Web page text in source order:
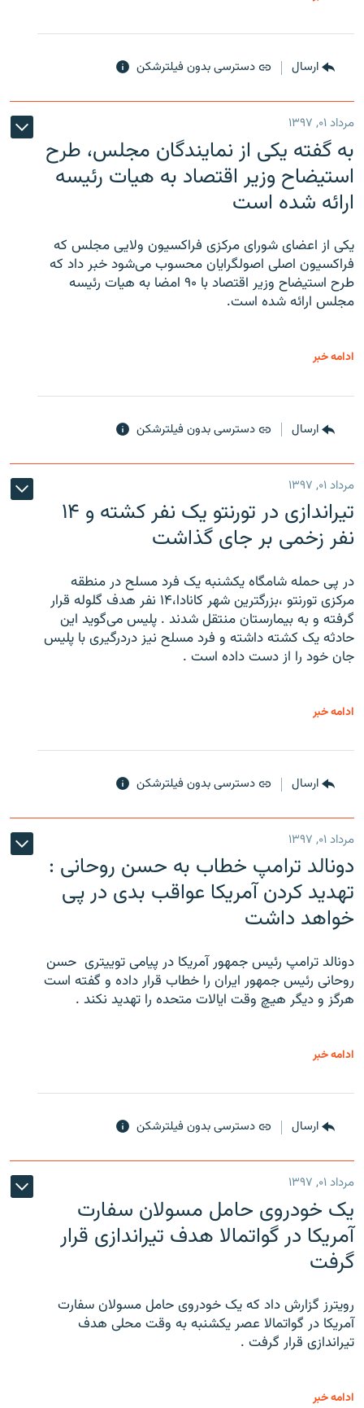
ارسال دسترسی بدون فیلترشکن
مرداد ۰۱, ۱۳۹۷
به گفته یکی از نمایندگان مجلس، طرح
استیضاح وزیر اقتصاد به هیات رئیسه
ارائه شده است
یکی از اعضای شورای مرکزی فراکسیون ولایی مجلس که
فراکسیون اصلی اصولگرایان محسوب می‌شود خبر داد که
طرح استیضاح وزیر اقتصاد با ۹۰ امضا به هیات رئیسه
مجلس ارائه شده است.
ادامه خبر
ارسال دسترسی بدون فیلترشکن
مرداد ۰۱, ۱۳۹۷
تیراندازی در تورنتو یک نفر کشته و ۱۴
نفر زخمی بر جای گذاشت
در پی حمله شامگاه یکشنبه یک فرد مسلح در منطقه
مرکزی تورنتو ،‌بزرگترین شهر کانادا،۱۴ نفر هدف گلوله قرار
گرفته و به بیمارستان منتقل شدند . پلیس می‌گوید این
حادثه یک کشته داشته و فرد مسلح نیز دردرگیری با پلیس
جان خود را از دست داده است .
ادامه خبر
ارسال دسترسی بدون فیلترشکن
مرداد ۰۱, ۱۳۹۷
دونالد ترامپ خطاب به حسن روحانی :
تهدید کردن آمریکا عواقب بدی در پی
خواهد داشت
دونالد ترامپ رئیس جمهور آمریکا در پیامی توییتری ‌ حسن
روحانی رئیس جمهور ایران را خطاب قرار داده و گفته است
هرگز و دیگر هیچ وقت ایالات متحده را تهدید نکند .
ادامه خبر
ارسال دسترسی بدون فیلترشکن
مرداد ۰۱, ۱۳۹۷
یک خودروی حامل مسولان سفارت
آمریکا در گواتمالا هدف تیراندازی قرار
گرفت
رویترز گزارش داد که یک خودروی حامل مسولان سفارت
آمریکا در گواتمالا عصر یکشنبه به وقت محلی هدف
تیراندازی قرار گرفت .
ادامه خبر